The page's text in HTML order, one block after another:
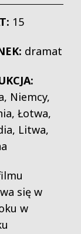
15
dramat
Niemcy,
Łotwa,
Litwa,
się w
w